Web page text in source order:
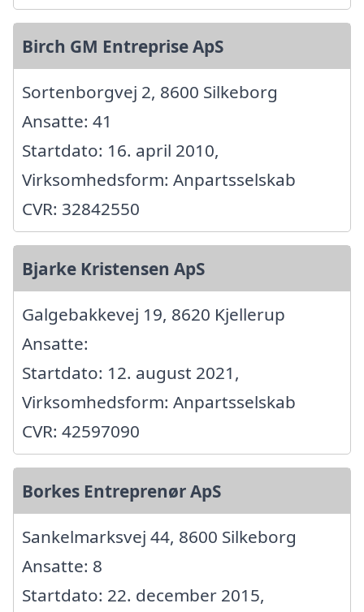
Birch GM Entreprise ApS
Sortenborgvej 2, 8600 Silkeborg
Ansatte: 41
Startdato: 16. april 2010,
Virksomhedsform: Anpartsselskab
CVR: 32842550
Bjarke Kristensen ApS
Galgebakkevej 19, 8620 Kjellerup
Ansatte:
Startdato: 12. august 2021,
Virksomhedsform: Anpartsselskab
CVR: 42597090
Borkes Entreprenør ApS
Sankelmarksvej 44, 8600 Silkeborg
Ansatte: 8
Startdato: 22. december 2015,